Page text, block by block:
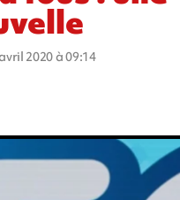
2020 à 09:14